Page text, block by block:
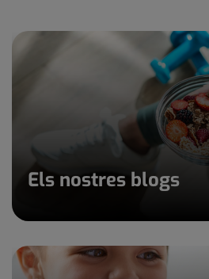
Els nostres blogs